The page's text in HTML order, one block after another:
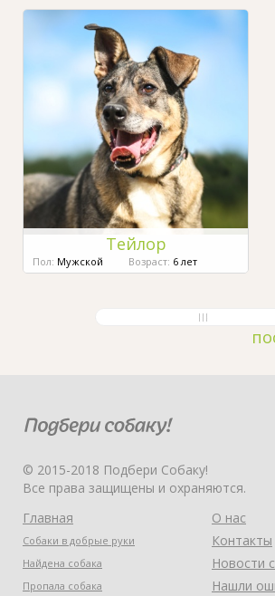
Тейлор
Пол: Мужской Возраст: 6 лет
© 2015-2018 Подбери Собаку!
Все права защищены и охраняются.
Главная
Собаки в добрые руки
Найдена собака
Пропала собака
О нас
Контакты
Новости
Нашли